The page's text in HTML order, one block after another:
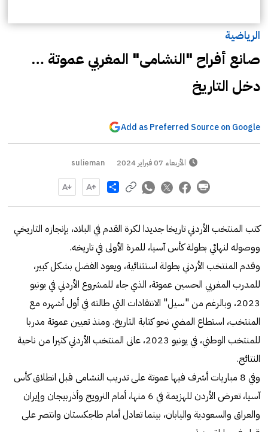
الرياضية
صانع أفراح "النشامى" المغربي عموتة …
دخل التاريخ
Add as Preferred Source on Google
الأربعاء 07 فبراير 2024 sulieman
Share
كتب المنتخب الأردني تاريخا جديدا لكرة القدم في البلاد، بإنجازه التاريخي
ووصوله لنهائي بطولة كأس آسيا، للمرة الأولى في تاريخه.
وقدم المنتخب الأردني بطولة استثنائية، ويعود الفضل بشكل كبير،
للمدرب المغربي الحسين عموتة، الذي جاء للمشروع الأردني في يونيو
2023، وبالرغم من "سيل" الانتقادات التي طالته في أول أشهره مع
المنتخب، استطاع المضي نحو كتابة التاريخ. ومنذ تعيين عموتة مدربا
للمنتخب الوطني، في يونيو 2023، عانى المنتخب الأردني كثيرا من ناحية
النتائج.
وفي 8 مباريات أشرف فيها عموتة على تدريب النشامى قبل انطلاق كأس
آسيا، تعرض الأردن للهزيمة في 6 منها، أمام النرويج وأذربيجان وإيران
والعراق والسعودية واليابان، بينما تعادل أمام طاجكستان وانتصر على